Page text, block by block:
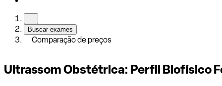
Buscar exames
Comparação de preços
Ultrassom Obstétrica: Perfil Biofísico